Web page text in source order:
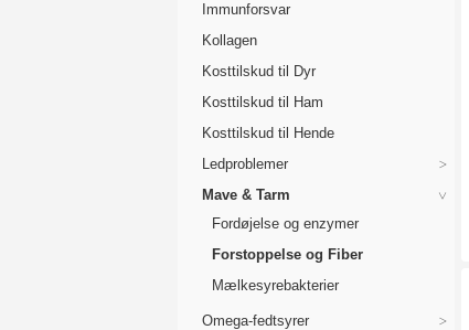
Immunforsvar
Kollagen
Kosttilskud til Dyr
Kosttilskud til Ham
Kosttilskud til Hende
Ledproblemer
Mave & Tarm
Fordøjelse og enzymer
Forstoppelse og Fiber
Mælkesyrebakterier
Omega-fedtsyrer